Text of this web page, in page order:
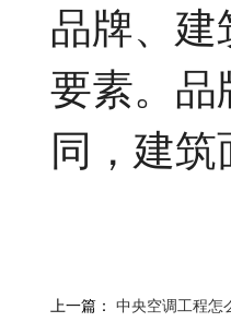
品牌、建
要素。品
同，建
上一篇： 中央空调工程怎